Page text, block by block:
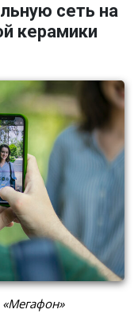
сеть на
керамики